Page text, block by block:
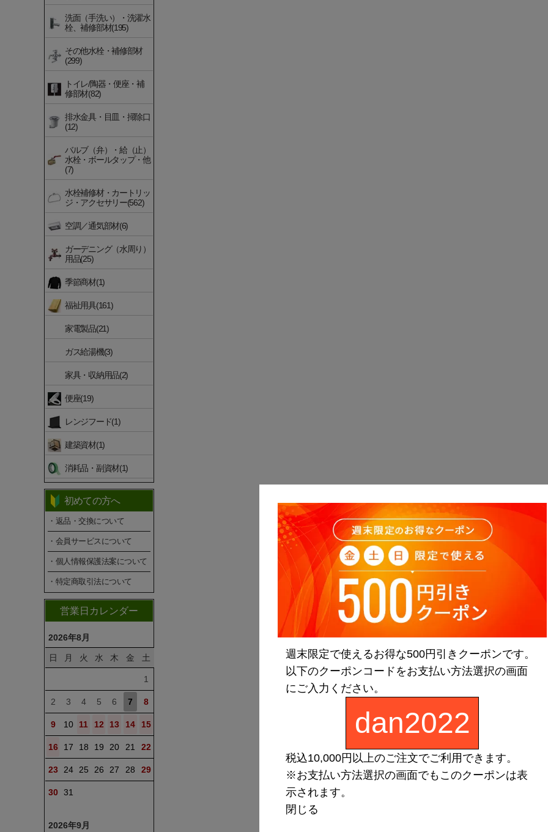
洗面（手洗い）・洗濯水
栓、補修部材(195)
その他水栓・補修部材
(299)
トイレ/陶器・便座・補
修部材(82)
排水金具・目皿・掃除口
(12)
バルブ（弁）・給（止）
水栓・ボールタップ・他
(7)
水栓補修材・カートリッ
ジ・アクセサリー(562)
空調／通気部材(6)
ガーデニング（水周り）
用品(25)
季節商材(1)
福祉用具(161)
家電製品(21)
ガス給湯機(3)
家具・収納用品(2)
便座(19)
レンジフード(1)
建築資材(1)
消耗品・副資材(1)
初めての方へ
・返品・交換について
・会員サービスについて
・個人情報保護法案について
・特定商取引法について
営業日カレンダー
2026年8月
日 月 火 水 木 金 土
1
2 3 4 5 6 7 8
9 10 11 12 13 14 15
16 17 18 19 20 21 22
23 24 25 26 27 28 29
30 31
2026年9月
週末限定で使えるお得な500円引きクーポンです。
以下のクーポンコードをお支払い方法選択の画面
にご入力ください。
dan2022
税込10,000円以上のご注文でご利用できます。
※お支払い方法選択の画面でもこのクーポンは表
示されます。
閉じる